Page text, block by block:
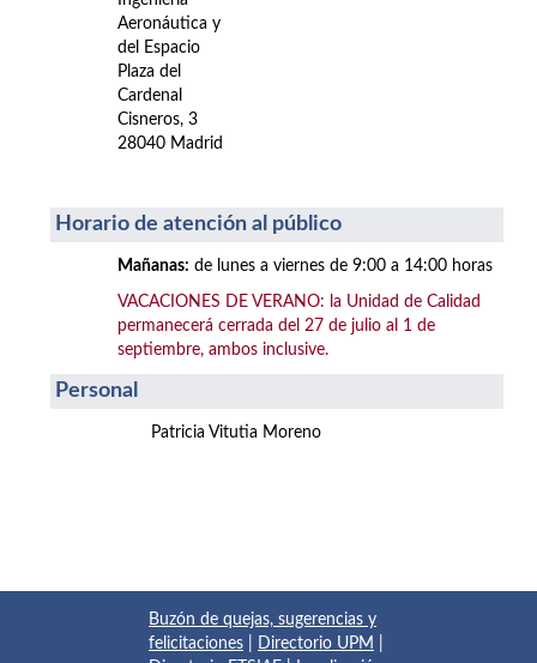
Aeronáutica y
del Espacio
Plaza del
Cardenal
Cisneros, 3
28040 Madrid
Horario de atención al público
Mañanas: de lunes a viernes de 9:00 a 14:00 horas
VACACIONES DE VERANO: la Unidad de Calidad
permanecerá cerrada del 27 de julio al 1 de
septiembre, ambos inclusive.
Personal
Patricia Vitutia Moreno
Buzón de quejas, sugerencias y
felicitaciones
Directorio UPM